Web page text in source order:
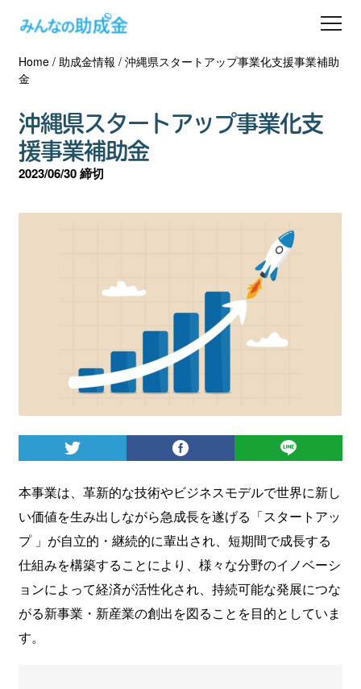
助成金を探す
士業の方へ
助成金コラム
専門家一覧
ログイン
Home/ 助成金情報 / 沖縄県スタートアップ事業化支援事業補助
金
沖縄県スタートアップ事業化支
援事業補助金
2023/06/30 締切
本事業は、革新的な技術やビジネスモデルで世界に新し
い価値を生み出しながら急成長を遂げる「スタートアッ
プ 」が自立的・継続的に輩出され、短期間で成長する
仕組みを構築することにより、様々な分野のイノベーシ
ョンによって経済が活性化され、持続可能な発展につな
がる新事業・新産業の創出を図ることを目的としていま
す。